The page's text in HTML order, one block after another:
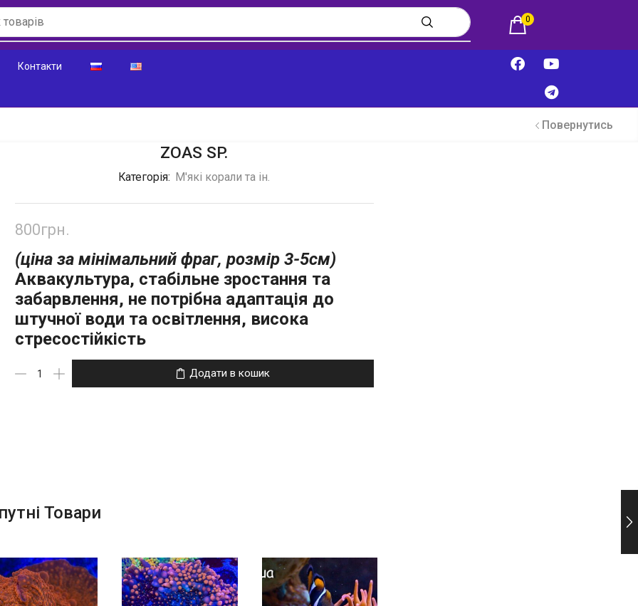
0
Контакти
Повернутись
ZOAS SP.
Категорія: М'які корали та ін.
800грн.
(ціна за мінімальний фраг, розмір 3-5см)
Аквакультура, стабільне зростання та
забарвлення, не потрібнаадаптація до
штучної води та освітлення, висока
стресостійкість
Додати в кошик
Товари